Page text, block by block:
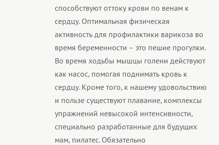
способствуют оттоку крови по венам к
сердцу. Оптимальная физическая
активность для профилактики варикоза во
время беременности – это пешие прогулки.
Во время ходьбы мышцы голени действуют
как насос, помогая поднимать кровь к
сердцу. Кроме того, к нашему удовольствию
и пользе существуют плавание, комплексы
упражнений невысокой интенсивности,
специально разработанные для будущих
мам, пилатес. Обязательно